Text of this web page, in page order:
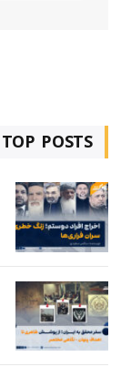
TOP POSTS